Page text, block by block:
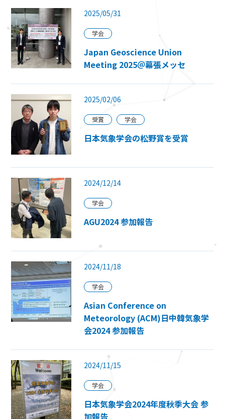
2025/05/31
学会
Japan Geoscience Union
Meeting 2025＠幕張メッセ
2025/02/06
受賞 学会
日本気象学会の松野賞を受賞
2024/12/14
学会
AGU2024 参加報告
2024/11/18
学会
Asian Conference on
Meteorology (ACM)日中韓気象学
会2024 参加報告
2024/11/15
学会
日本気象学会2024年度秋季大会 参
加報告